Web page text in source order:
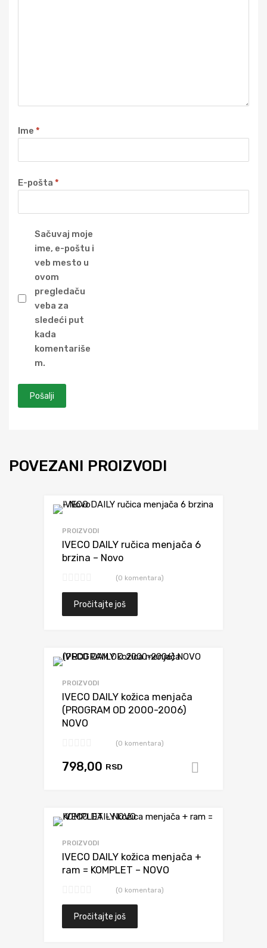
Ime *
E-pošta *
Sačuvaj moje
ime, e-poštu i
veb mesto u
ovom
pregledaču
veba za
sledeći put
kada
komentariše
m.
POVEZANI PROIZVODI
PROIZVODI
IVECO DAILY ručica menjača 6
brzina – Novo
(0 komentara)
Pročitajte još
PROIZVODI
IVECO DAILY kožica menjača
(PROGRAM OD 2000-2006)
NOVO
(0 komentara)
798,00 RSD
PROIZVODI
IVECO DAILY kožica menjača +
ram = KOMPLET – NOVO
(0 komentara)
Pročitajte još